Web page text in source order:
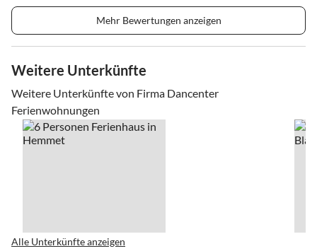
Mehr Bewertungen anzeigen
Weitere Unterkünfte
Weitere Unterkünfte von Firma Dancenter
Ferienwohnungen
Alle Unterkünfte anzeigen